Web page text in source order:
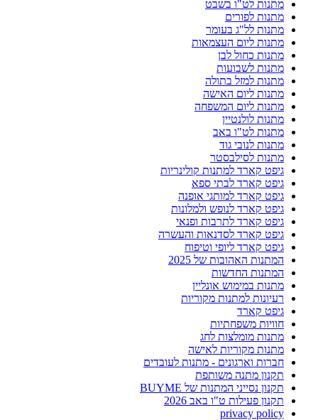
מתנות לט"ו בשבט
מתנות לפורים
מתנות לל"ג בעומר
מתנות ליום העצמאות
מתנות כחול לבן
מתנות לשבועות
מתנות למזל בתולה
מתנות ליום האישה
מתנות ליום המשפחה
מתנות לולנטיין
מתנות לט"ו באב
מתנות לנובי גוד
מתנות לסילבסטר
גיפט קארד למתנות קולינריות
גיפט קארד לבתי ספא
גיפט קארד למותגי אופנה
גיפט קארד לנופש ולמלונות
גיפט קארד לתרבות ופנאי
גיפט קארד לסדנאות והעשרה
גיפט קארד ליופי וטיפוח
המתנות האהובות של 2025
המתנות החדשות
מתנות במימוש אונליין
רעיונות למתנות מקוריות
גיפט קארד
חוויות משפחתיות
מתנות מומלצות לחג
מתנות מקוריות לאישה
חברות וארגונים - מתנות לעובדים
תקנון מתנה משותפת
תקנון נסייני המתנות של BUYME
תקנון פעילות ט"ו באב 2026
privacy policy